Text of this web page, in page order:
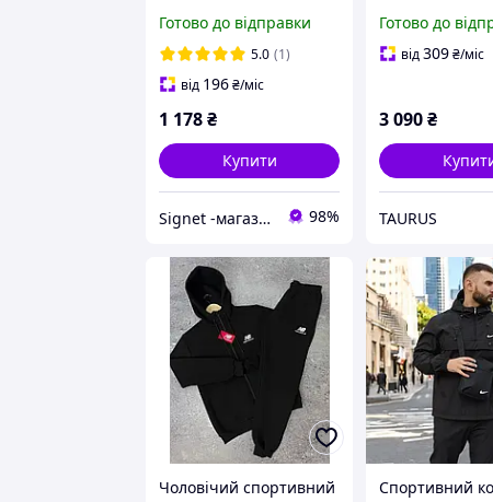
Чоловічий спортивний
костюм демісезонний
найк і шкарпетки
Готово до відправки
5.0 (1)
від 196₴/міс
1 178₴
Купити
Signet -магазин для всієї родини 98%
капюшоном
демісезонний
Готово до
від309₴/міс
3 090₴
TAURUS
Чоловічий спортивний
Спортивний